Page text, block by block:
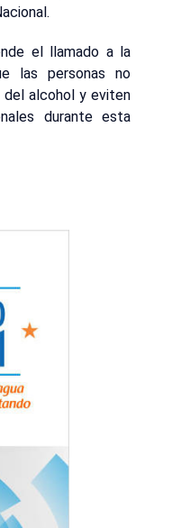
el llamado a la
las personas no
alcohol y eviten
durante esta